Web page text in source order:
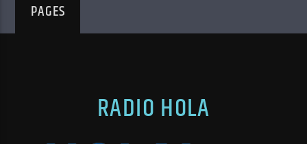
PAGES
RADIO HOLA